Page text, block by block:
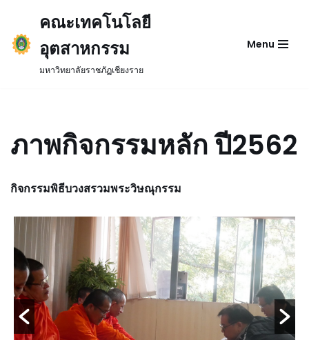
Skip
to
content
คณะเทคโนโลยี
อุตสาหกรรม
มหาวิทยาลัยราชภัฏเชียงราย
Menu
ภาพกิจกรรมหลัก ปี2562
กิจกรรมพิธีบวงสรวมพระวิษณุกรรม